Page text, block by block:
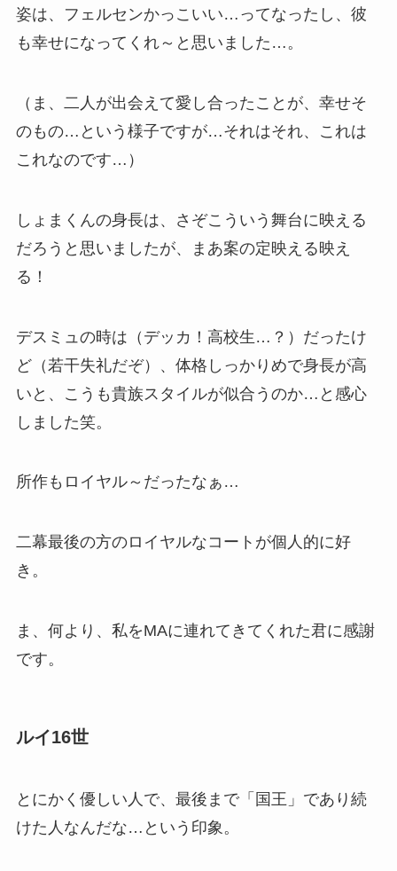
姿は、フェルセンかっこいい…ってなったし、彼
も幸せになってくれ～と思いました…。
（ま、二人が出会えて愛し合ったことが、幸せそ
のもの…という様子ですが…それはそれ、これは
これなのです…）
しょまくんの身長は、さぞこういう舞台に映える
だろうと思いましたが、まあ案の定映える映え
る！
デスミュの時は（デッカ！高校生…？）だったけ
ど（若干失礼だぞ）、体格しっかりめで身長が高
いと、こうも貴族スタイルが似合うのか…と感心
しました笑。
所作もロイヤル～だったなぁ…
二幕最後の方のロイヤルなコートが個人的に好
き。
ま、何より、私をMAに連れてきてくれた君に感謝
です。
ルイ16世
とにかく優しい人で、最後まで「国王」であり続
けた人なんだな…という印象。